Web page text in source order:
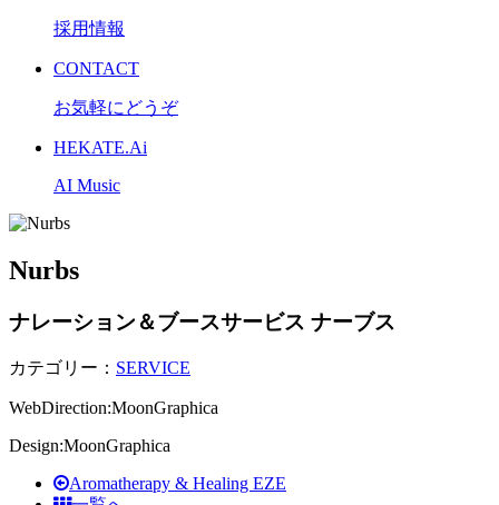
採用情報
CONTACT
お気軽にどうぞ
HEKATE.Ai
AI Music
Nurbs
ナレーション＆ブースサービス ナーブス
カテゴリー： SERVICE
WebDirection:MoonGraphica
Design:MoonGraphica
Aromatherapy & Healing EZE